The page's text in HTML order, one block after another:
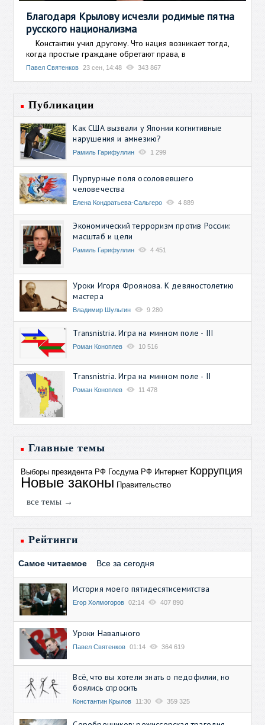
Благодаря Крылову исчезли родимые пятна
русского национализма
Константин учил другому. Что нация возникает тогда,
когда простые граждане обретают права, в
Павел Святенков 23 сен, 14:48 343 867
Публикации
Как США вызвали у Японии когнитивные
нарушения и амнезию?
Рамиль Гарифуллин 1 299
Пурпурные поля осоловевшего
человечества
Елена Кондратьева-Сальгеро 4 889
Экономический терроризм против России:
масштаб и цели
Рамиль Гарифуллин 4 451
Уроки Игоря Фроянова. К девяностолетию
мастера
Владимир Шульгин 9 280
Transnistria. Игра на минном поле - III
Роман Коноплев 10 516
Transnistria. Игра на минном поле - II
Роман Коноплев 11 478
Главные темы
Выборы президента РФ Госдума РФ Интернет Коррупция
Новые законы Правительство
все темы →
Рейтинги
Самое читаемое Все за сегодня
История моего пятидесятисемитства
Егор Холмогоров 02:14 407 890
Уроки Навального
Павел Святенков 01:14 364 619
Всё, что вы хотели знать о педофилии, но
боялись спросить
Константин Крылов 11:30 359 325